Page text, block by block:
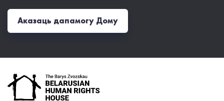
Аказаць дапамогу Дому